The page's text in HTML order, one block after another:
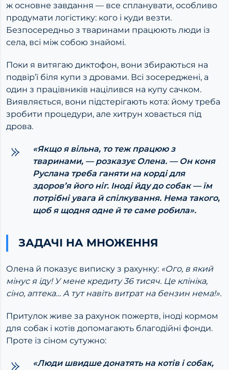
ж основне завдання — все спланувати, особливо
продумати логістику: кого і куди везти.
Безпосередньо з тваринами працюють люди із
села, всі між собою знайомі.
Поки я витягаю диктофон, вони збираються на
подвір’ї біля купи з дровами. Всі зосереджені, а
один з працівників націлився на купу сачком.
Виявляється, вони підстерігають кота: йому треба
зробити процедури, але хитрун ховається під
дрова.
«Якщо я вільна, то теж працюю з
тваринами, — розказує Олена. — Он коня
Руслана треба ганяти на кордідля
здоров’я його ніг. Іноді йду до собак — їм
потрібні увага й спілкування. Нема такого,
щоб я щодня одне й те саме робила».
ЗАДАЧІ НА МНОЖЕННЯ
Олена й показує виписку з рахунку: «Ого, в який
мінус я іду! У мене кредиту 36 тисяч. Це клініка,
сіно, аптека… А тут навіть витрат на бензин нема!».
Притулок живе за рахунок пожертв, іноді кормом
для собак і котів допомагають благодійні фонди.
Проте із сіном сутужно:
«Люди швидше донатять на котів і собак,